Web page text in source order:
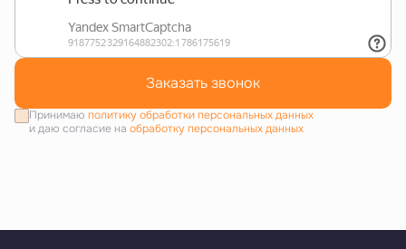
Заказать звонок
Принимаю политику обработки персональных данных
и даю согласие на обработку персональных данных